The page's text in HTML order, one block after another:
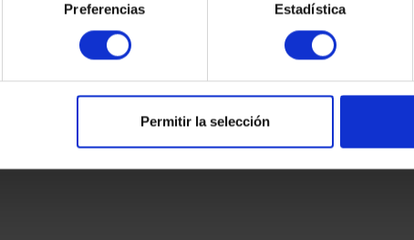
Preferencias Estadística
Permitir la selección
Solicita aquí tu